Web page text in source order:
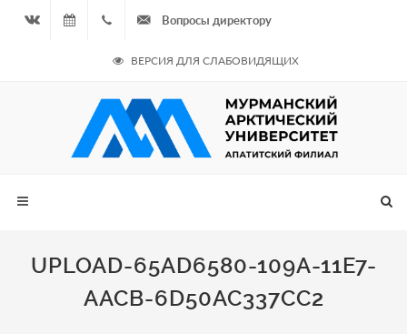
07.08.2026
- Чётная
неделя
964
687
Вопросы директору
ВЕРСИЯ ДЛЯ СЛАБОВИДЯЩИХ
UPLOAD-65AD6580-109A-11E7-
AACB-6D50AC337CC2